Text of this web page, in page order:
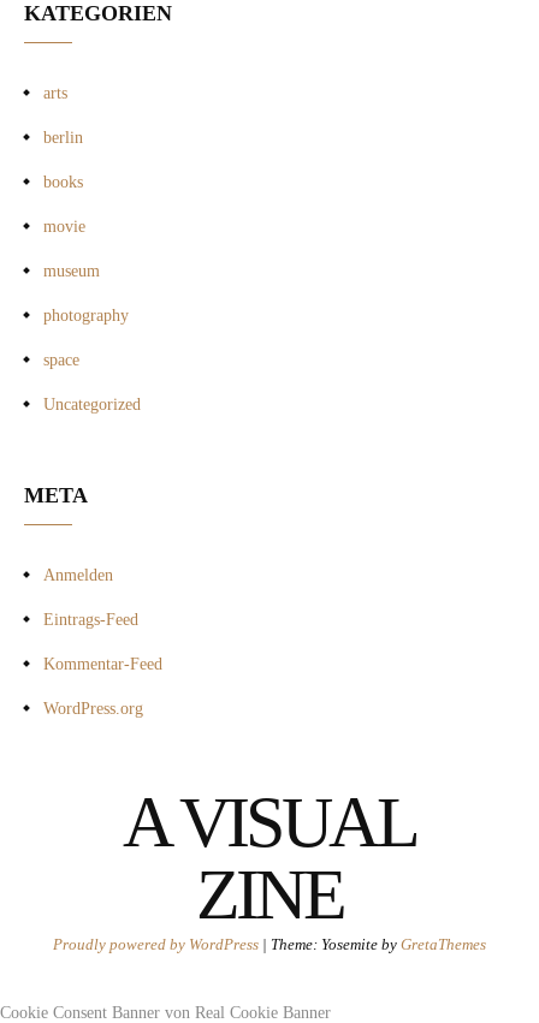
KATEGORIEN
arts
berlin
books
movie
museum
photography
space
Uncategorized
META
Anmelden
Eintrags-Feed
Kommentar-Feed
WordPress.org
A VISUAL
ZINE
Proudly powered by WordPress | Theme: Yosemite by GretaThemes
Cookie Consent Banner von Real Cookie Banner